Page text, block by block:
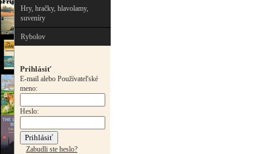
Hry, hračky, hlavolamy,
suveníry
Rybolov
Prihlásiť
E-mail alebo Používateľské
meno:
Heslo:
Zabudli ste heslo?